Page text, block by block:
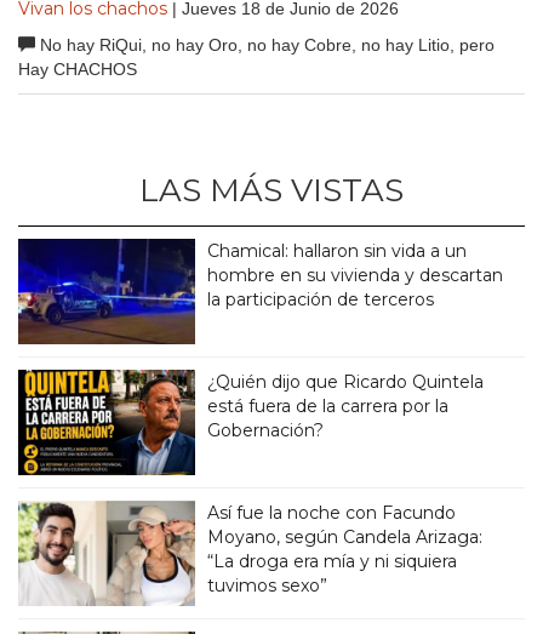
Vivan los chachos | Jueves 18 de Junio de 2026
No hay RiQui, no hay Oro, no hay Cobre, no hay Litio, pero
Hay CHACHOS
LAS MÁS VISTAS
Chamical: hallaron sin vida a un
hombre en su vivienda y descartan
la participación de terceros
¿Quién dijo que Ricardo Quintela
está fuera de la carrera por la
Gobernación?
Así fue la noche con Facundo
Moyano, según Candela Arizaga:
“La droga era mía y ni siquiera
tuvimos sexo”